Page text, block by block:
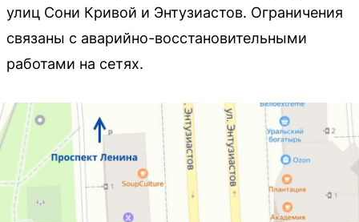
улиц Сони Кривой и Энтузиастов. Ограничения
связаны с аварийно-восстановительными
работами на сетях.